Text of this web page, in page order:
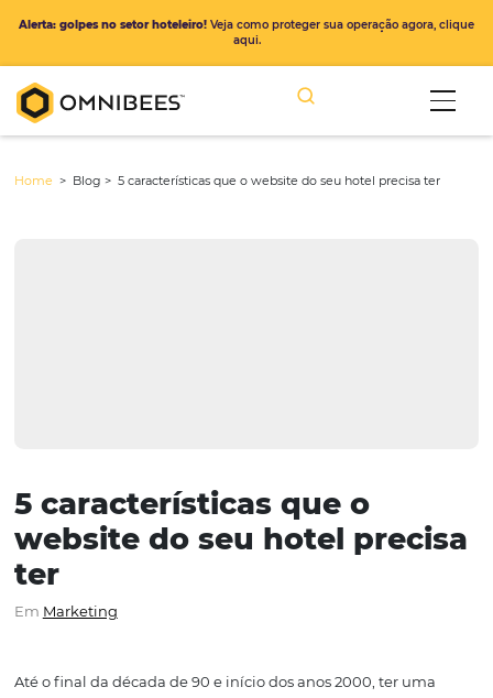
5 características que o
website do seu hotel
ter
Alerta: golpes no setor hoteleiro!Veja como proteger sua operação